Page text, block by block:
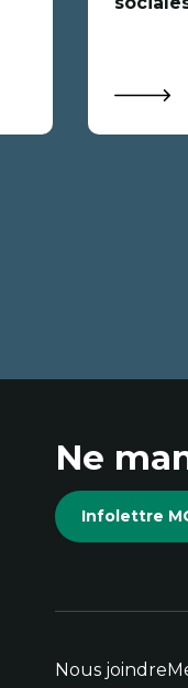
Ne
Infolettre
Nous joindre